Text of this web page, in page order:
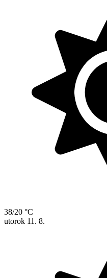
38/20 °C
utorok 11. 8.